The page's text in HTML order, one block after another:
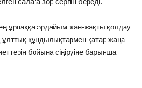
салаға зор серпін береді.
ұрпаққа әрдайым жан-жақты қолдау
ұлттық құндылықтармен қатар жаңа
бойына сіңіруіне барынша